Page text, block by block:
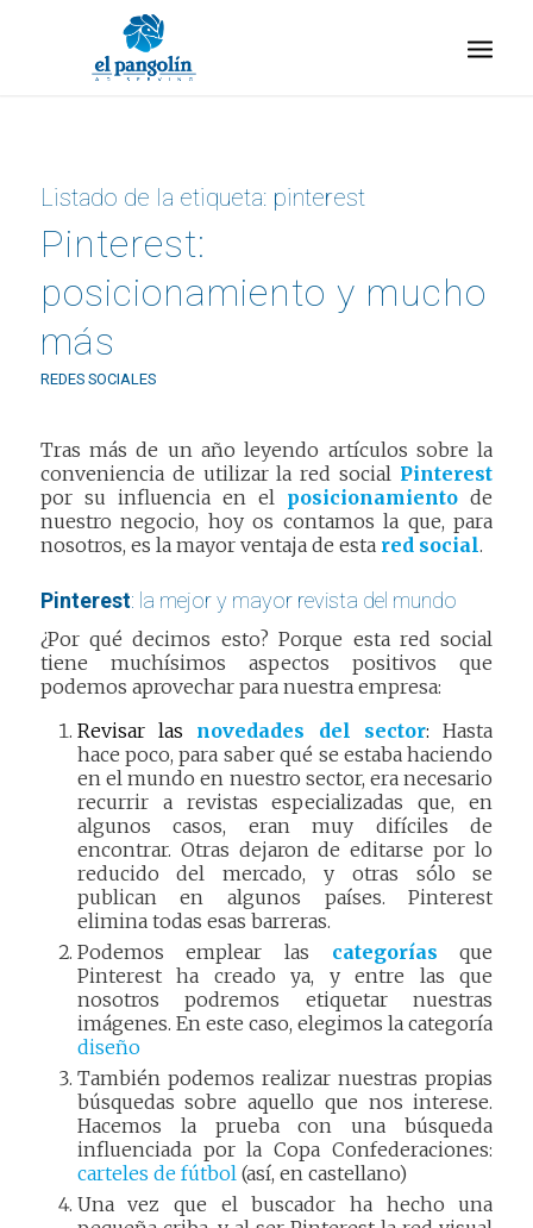
Listado de la etiqueta: pinterest
Pinterest:
posicionamiento y mucho
más
REDES SOCIALES
Tras más de un año leyendo artículos sobre la
conveniencia de utilizar la red social Pinterest
por su influencia en el posicionamiento de
nuestro negocio, hoy os contamos la que, para
nosotros, es la mayor ventaja de esta red social.
Pinterest: la mejor y mayor revista del mundo
¿Por qué decimos esto? Porque esta red social
tiene muchísimos aspectos positivos que
podemos aprovechar para nuestra empresa:
Revisar las novedades del sector:Hasta
hace poco, para saber qué se estaba haciendo
en el mundo en nuestro sector, era necesario
recurrir a revistas especializadas que, en
algunos casos, eran muy difíciles de
encontrar. Otras dejaron de editarse por lo
reducido del mercado, y otras sólo se
publican en algunos países. Pinterest
elimina todas esas barreras.
Podemos emplear las categorías que
Pinterest ha creado ya, y entre las que
nosotros podremos etiquetar nuestras
imágenes. En este caso, elegimos la categoría
diseño
También podemos realizar nuestras propias
búsquedas sobre aquello que nos interese.
Hacemos la prueba con una búsqueda
influenciada por la Copa Confederaciones:
carteles de fútbol (así, en castellano)
Una vez que el buscador ha hecho una